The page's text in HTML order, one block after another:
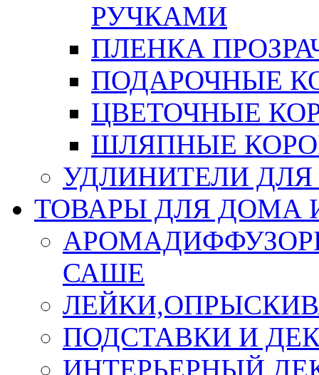
РУЧКАМИ
ПЛЕНКА
ПОДАРОЧНЫЕ
ЦВЕТОЧНЫЕ
ШЛЯПНЫЕ
УДЛИНИТЕЛИ
ТОВАРЫ ДЛЯ ДОМА
САШЕ
ПОДСТАВКИ И